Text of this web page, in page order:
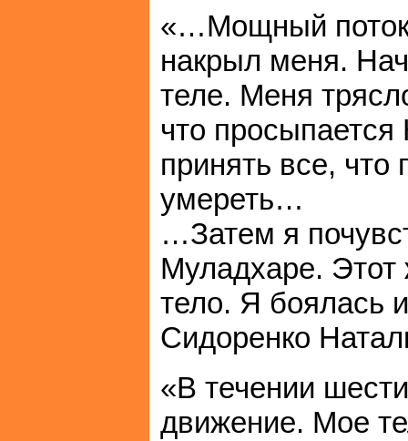
«…Мощный
накрыл меня.
теле. Меня
что просыпается
принять все, что
умереть…
…Затем я
Муладхаре. Этот
тело. Я боялась
Сидоренко
«В течении
движение. Мое